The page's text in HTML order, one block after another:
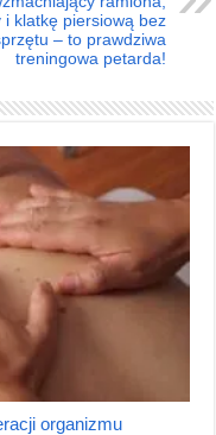
i klatkę piersiową bez
– to prawdziwa
treningowa petarda!
organizmu